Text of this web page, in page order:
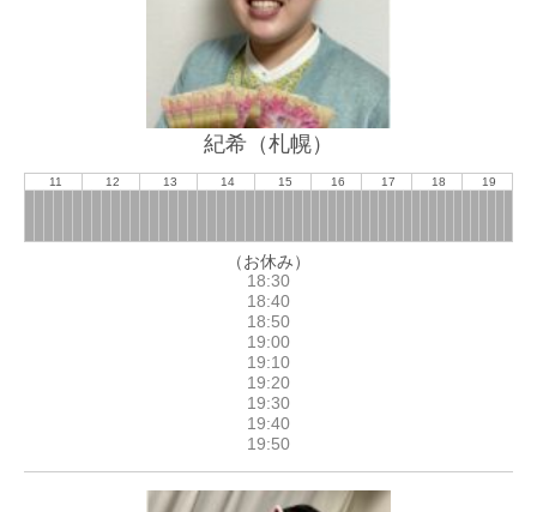
紀希（札幌）
11 12 13 14 15 16 17 18 19
（お休み）